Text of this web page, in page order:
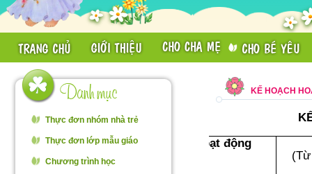
Thực đơn nhóm nhà trẻ
Thực đơn lớp mẫu giáo
Chương trình học
KẾ HOẠCH
Hoạt động
(Từ